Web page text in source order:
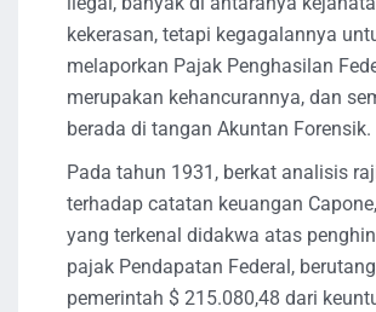
kekerasan, tetapi kegagalannya
melaporkan Pajak Penghasilan
merupakan kehancurannya, dan
berada di tangan Akuntan Forensik.
Pada tahun 1931, berkat analisis
terhadap catatan keuangan
yang terkenal didakwa atas
pajak Pendapatan Federal,
pemerintah $ 215.080,48 dari